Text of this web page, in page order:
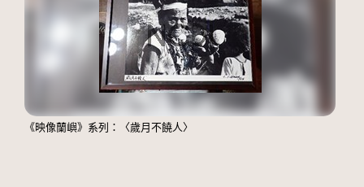
《映像蘭嶼》系列：〈歲月不饒人〉